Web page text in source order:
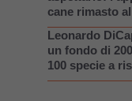
cane rimasto
Leonardo
un fondo di
100 specie a